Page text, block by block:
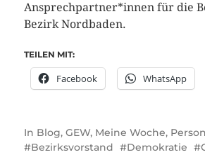
Ansprechpartner*innen für die
Bezirk Nordbaden.
TEILEN MIT:
Facebook WhatsApp
In Blog, GEW, Meine Woche,
Bezirksvorstand
Demokratie